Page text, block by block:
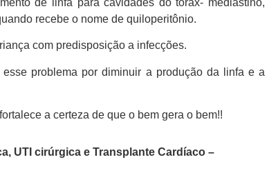
recebe o nome de quiloperitônio.
com predisposição a infecções.
problema por diminuir a produção da linfa e a
a certeza de que o bem gera o bem!!
UTI cirúrgica e Transplante Cardíaco –